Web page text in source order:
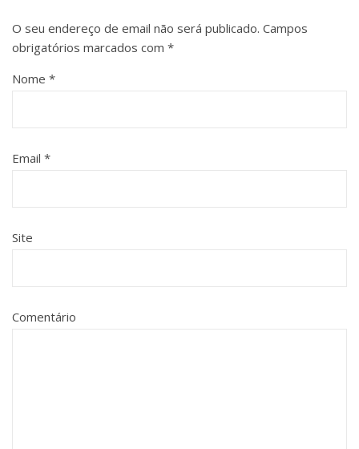
O seu endereço de email não será publicado. Campos
obrigatórios marcados com *
Nome *
Email *
Site
Comentário